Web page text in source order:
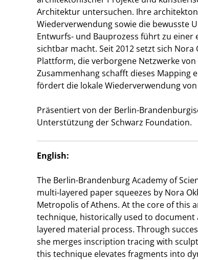
Architektur untersuchen. Ihre
Wiederverwendung sowie die bewusste
Entwurfs- und Bauprozess führt zu
sichtbar macht. Seit 2012 setzt sich
Plattform, die verborgene Netzwerke
Zusammenhang schafft dieses Mapping
fördert die lokale Wiederverwendung
Präsentiert von der Berlin-
Unterstützung der Schwarz Foundation.
English:
The Berlin-Brandenburg Academy of
multi-layered paper squeezes by Nora
Metropolis of Athens. At the core of this
technique, historically used to
layered material process. Through
she merges inscription tracing with
this technique elevates fragments into